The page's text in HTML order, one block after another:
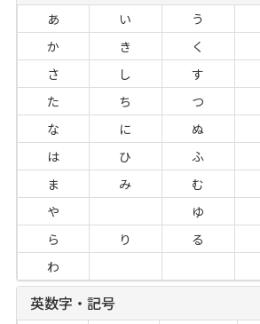
あ い う
か
き く
さ
し す
た
ち つ
な
に ぬ
は
ひ ふ
ま
み む
や
ゆ
ら
り る
わ
英数字・記号